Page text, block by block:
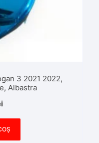
3 2021 2022,
Albastra